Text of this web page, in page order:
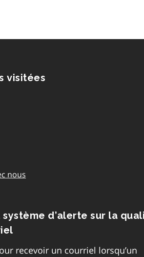
visitées
nous
d’alerte sur la
recevoir un courriel lorsqu’un